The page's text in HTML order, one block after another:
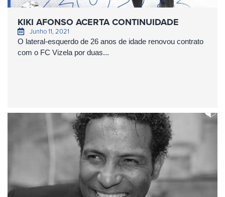
KIKI AFONSO ACERTA CONTINUIDADE
Junho 11, 2021
O lateral-esquerdo de 26 anos de idade renovou contrato
com o FC Vizela por duas...